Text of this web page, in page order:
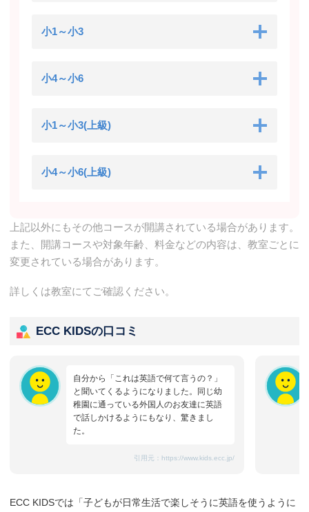
小1～小3
小4～小6
小1～小3(上級)
小4～小6(上級)
上記以外にもその他コースが開講されている場合があります。
また、開講コースや対象年齢、料金などの内容は、教室ごとに
変更されている場合があります。
詳しくは教室にてご確認ください。
ECC KIDSの口コミ
自分から「これは英語で何て言うの？」
と聞いてくるようになりました。同じ幼
稚園に通っている外国人のお友達に英語
で話しかけるようにもなり、驚きまし
た。
引用元： https://www.kids.ecc.jp/
ECC KIDSでは「子どもが日常生活で楽しそうに英語を使うように